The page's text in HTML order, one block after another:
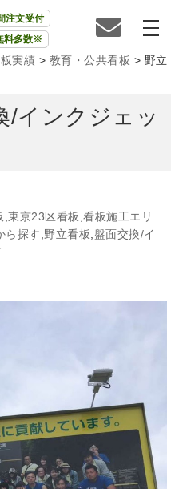
注文受付
料多数※
実績 > 教育・公共看板 > 野立
/インクジェッ
,東京23区看板 ,看板施工エリ
ら探す 野立看板 盤面交換/イ